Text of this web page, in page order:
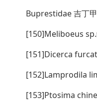
Buprestidae 吉丁
[150]Meliboeus
[151]Dicerca
[152]Lamprodila
[153]Ptosima